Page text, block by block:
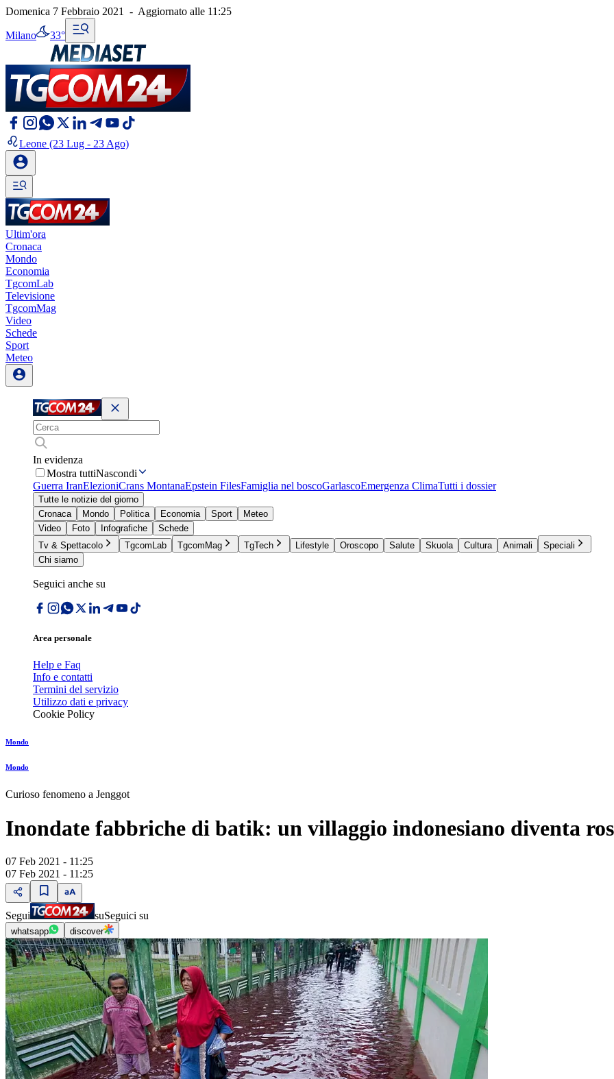
Domenica 7 Febbraio 2021 - Aggiornato alle 11:25
Milano 33°
Leone (23 Lug - 23 Ago)
Ultim'ora
Cronaca
Mondo
Economia
TgcomLab
Televisione
TgcomMag
Video
Schede
Sport
Meteo
In evidenza
Mostra tuttiNascondi
Guerra IranElezioniCrans MontanaEpstein FilesFamiglia nel boscoGarlascoEmergenza ClimaTutti i dossier
Tutte le notizie del giorno
Cronaca
Mondo Politica Economia Sport
Meteo
Video
Foto Infografiche
Schede
Tv & Spettacolo
TgcomLab TgcomMag TgTech Lifestyle Oroscopo Salute Skuola Cultura Animali
Speciali
Chi siamo
Seguici anche su
Area personale
Help e Faq
Info e contatti
Termini del servizio
Utilizzo dati e privacy
Cookie Policy
Mondo
Mondo
Curioso fenomeno a Jenggot
Inondate fabbriche di batik: un villaggio indonesiano diventa
07 Feb 2021 - 11:25
07 Feb 2021 - 11:25
Segui suSeguici su
whatsapp discover